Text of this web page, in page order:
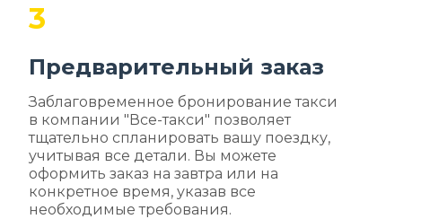
3
Предварительный заказ
Заблаговременное бронирование такси
в компании "Все-такси" позволяет
тщательно спланировать вашу поездку,
учитывая все детали. Вы можете
оформить заказ на завтра или на
конкретное время, указав все
необходимые требования.